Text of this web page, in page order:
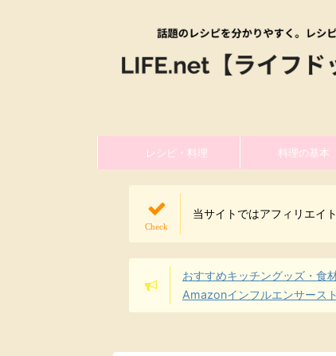
レシピ・料理 料理の基本
当サイトではアフィリエイ
おすすめキッチングッズ・食
Amazonインフルエンサース